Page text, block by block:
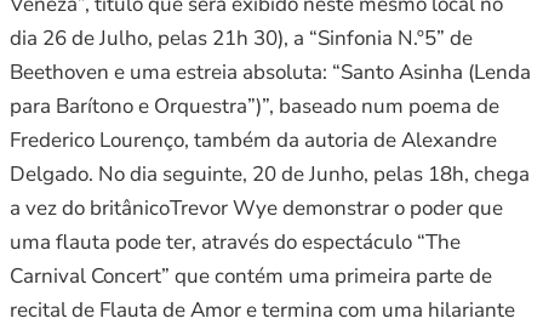
dia 26 de Julho, pelas 21h 30), a “Sinfonia N.º5” de
Beethoven e uma estreia absoluta: “Santo Asinha (Lenda
para Barítono e Orquestra”)”, baseado num poema de
Frederico Lourenço, também da autoria de Alexandre
Delgado. No dia seguinte, 20 de Junho, pelas 18h, chega
a vez do britânicoTrevor Wye demonstrar o poder que
uma flauta pode ter, através do espectáculo “The
Carnival Concert” que contém uma primeira parte de
recital de Flauta de Amor e termina com uma hilariante